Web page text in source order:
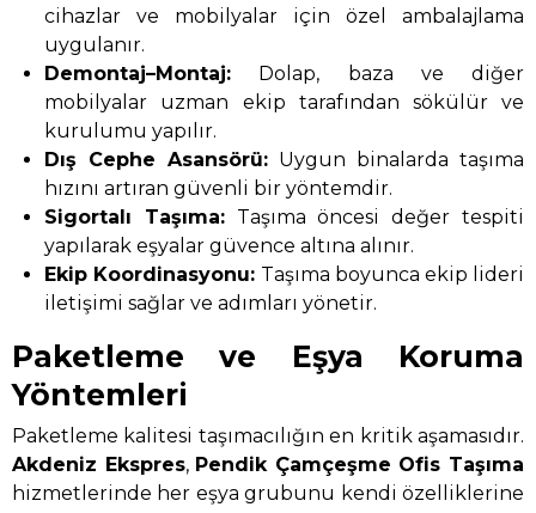
cihazlar ve mobilyalar için özel ambalajlama
uygulanır.
Demontaj–Montaj: Dolap, baza ve diğer
mobilyalar uzman ekip tarafından sökülür ve
kurulumu yapılır.
Dış Cephe Asansörü: Uygun binalarda taşıma
hızını artıran güvenli bir yöntemdir.
Sigortalı Taşıma:Taşıma öncesi değer tespiti
yapılarak eşyalar güvence altına alınır.
Ekip Koordinasyonu: Taşıma boyunca ekip lideri
iletişimi sağlar ve adımları yönetir.
Paketleme ve Eşya Koruma
Yöntemleri
Paketleme kalitesi taşımacılığın en kritik aşamasıdır.
Akdeniz Ekspres, Pendik Çamçeşme Ofis Taşıma
hizmetlerinde her eşya grubunu kendi özelliklerine